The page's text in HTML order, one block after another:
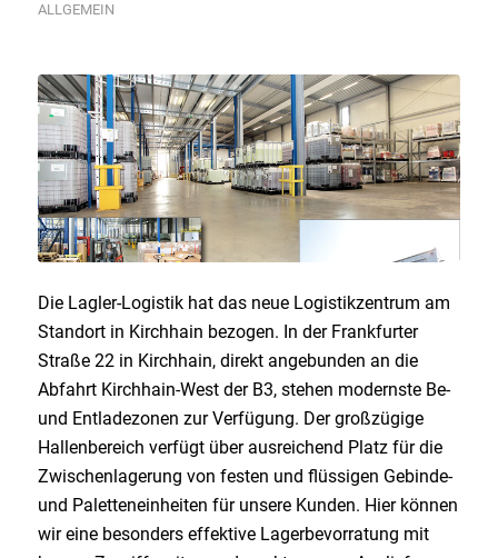
ALLGEMEIN
Die Lagler-Logistik hat das neue Logistikzentrum am
Standort in Kirchhain bezogen. In der Frankfurter
Straße 22 in Kirchhain, direkt angebunden an die
Abfahrt Kirchhain-West der B3, stehen modernste Be-
und Entladezonen zur Verfügung. Der großzügige
Hallenbereich verfügt über ausreichend Platz für die
Zwischenlagerung von festen und flüssigen Gebinde-
und Paletteneinheiten für unsere Kunden. Hier können
wir eine besonders effektive Lagerbevorratung mit